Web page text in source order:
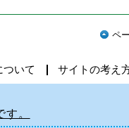
ペ
ついて サイトの考え
。